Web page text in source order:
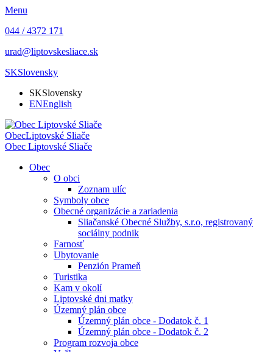
Menu
044 / 4372 171
urad@liptovskesliace.sk
SKSlovensky
SKSlovensky
ENEnglish
ObecLiptovské Sliače
Obec Liptovské Sliače
Obec
O obci
Zoznam ulíc
Symboly obce
Obecné organizácie a zariadenia
Sliačanské Obecné Služby, s.r.o, registrovaný
sociálny podnik
Farnosť
Ubytovanie
Penzión Prameň
Turistika
Kam v okolí
Liptovské dni matky
Územný plán obce
Územný plán obce - Dodatok č. 1
Územný plán obce - Dodatok č. 2
Program rozvoja obce